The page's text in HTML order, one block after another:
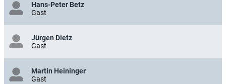
Hans-Peter Betz
Gast
Jürgen Dietz
Gast
Martin Heininger
Gast